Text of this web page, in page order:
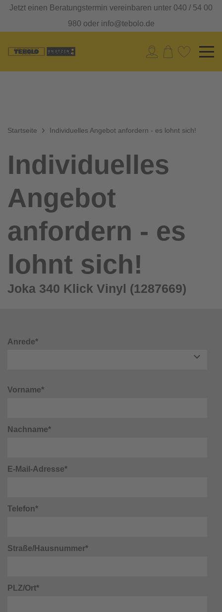
Jetzt einen Beratungstermin vereinbaren unter 040 / 54 00
980 oder info@tebolo.de
Startseite Individuelles Angebot anfordern - es lohnt sich!
Individuelles
Angebot
anfordern - es
lohnt sich!
Joka 340 Klick Vinyl (1287669)
Anrede*
Vorname*
Nachname*
E-Mail-Adresse*
Telefon*
Straße/Hausnummer*
PLZ/Ort*